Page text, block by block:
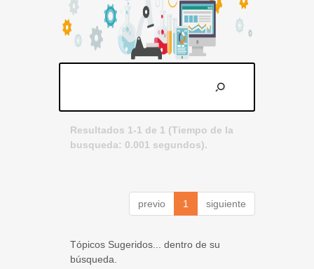
Resultados 1-1 de 1 (Tiempo de la
busqueda: 0.001 segundos).
previo 1 siguiente
Tópicos Sugeridos... dentro de su
búsqueda.